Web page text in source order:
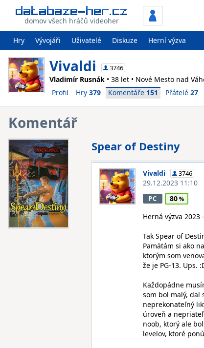
domov všech hráčů videoher
Hry Vývojáři Uživatelé Diskuze Herní výzva
Vivaldi 3746
Vladimír Rusnák • 38 let • Nové Mesto nad
Profil
Hry 379 Komentáře 151 Přátelé 27
Komentář
Spear of Destiny
Vivaldi 3746
29.12.2023 11:10
PC
80
Herná výzva
Tak Spear of
Pamätám si ako
ktorým som
že je PG-13. Ups.
Každopádne
som bol malý, dal
neprekonateľný
úroveň a
noob, ktorý ale
levelov, ktoré